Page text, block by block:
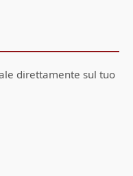
direttamente sul tuo